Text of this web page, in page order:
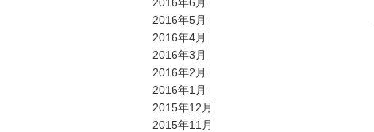
2016年5月
2016年4月
2016年3月
2016年2月
2016年1月
2015年12月
2015年11月